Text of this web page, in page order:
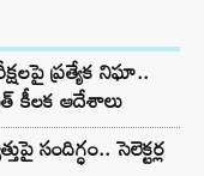
ప్రత్యేక నిఘా..
కీలక ఆదేశాలు
సెలెక్టర్ల